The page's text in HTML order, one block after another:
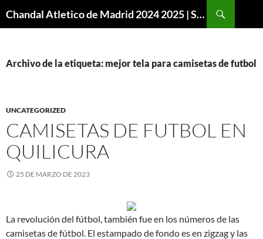
Chandal Atletico de Madrid 2024 2025 | SuperVigo
Archivo de la etiqueta: mejor tela para camisetas de futbol
UNCATEGORIZED
CAMISETAS DE FUTBOL EN
QUILICURA
25 DE MARZO DE 2023
La revolución del fútbol, también fue en los números de las
camisetas de fútbol. El estampado de fondo es en zigzag y las